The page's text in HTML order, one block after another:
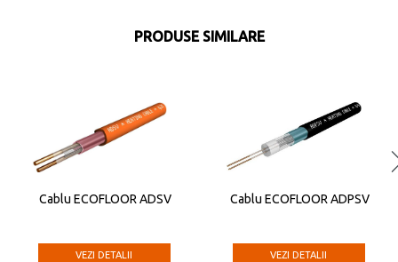
PRODUSE SIMILARE
Cablu ECOFLOOR ADSV
VEZI DETALII
Cablu ECOFLOOR ADPSV
VEZI DETALII